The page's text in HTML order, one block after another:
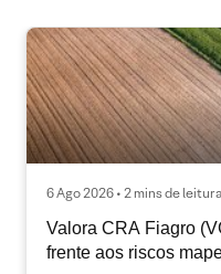
6 Ago 2026 • 2 mins de leitura
Valora CRA Fiagro
frente aos riscos